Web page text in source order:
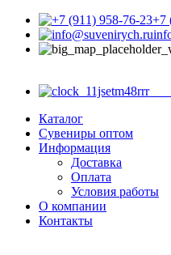
+7
с
Каталог
Сувениры оптом
Информация
Доставка
Оплата
Условия работы
О компании
Контакты